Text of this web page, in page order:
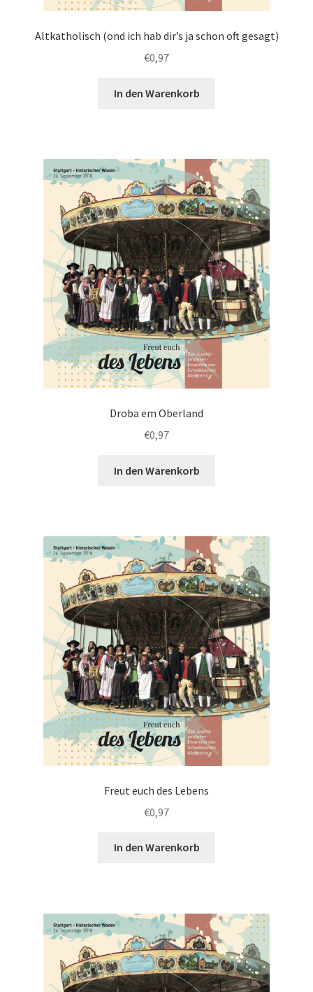
Altkatholisch (ond ich hab dir’s ja schon oft gesagt)
€0,97
In den Warenkorb
Droba em Oberland
€0,97
In den Warenkorb
Freut euch des Lebens
€0,97
In den Warenkorb